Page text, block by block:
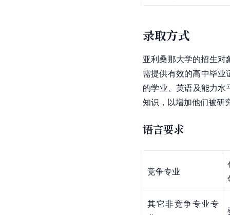
录取方式
亚利桑那大学的招生对
需提供有效的高中毕业
的学业、英语及能力水
知识，以增加他们被研
语言要求
竞争专业
其它非竞争专业专